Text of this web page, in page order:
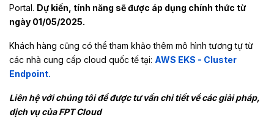
Portal. Dự kiến, tính năng sẽ được áp dụng chính thức từ
ngày 01/05/2025.
Khách hàng cũng có thể tham khảo thêm mô hình tương tự từ
các nhà cung cấp cloud quốc tế tại: AWS EKS - Cluster
Endpoint.
Liên hệ với chúng tôi để được tư vấn chi tiết về các giải pháp,
dịch vụ của FPT Cloud